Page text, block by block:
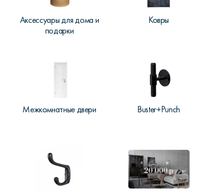
Аксессуары для дома и
подарки
Ковры
Межкомнатные двери Buster+Punch